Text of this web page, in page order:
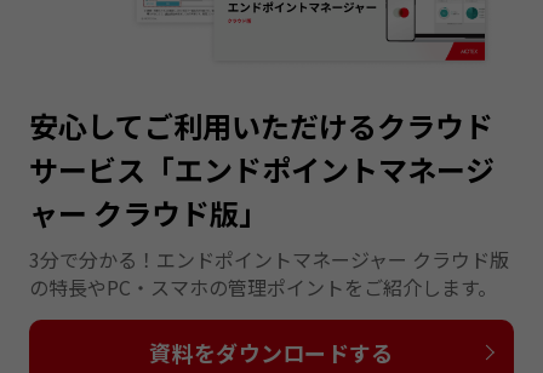
安心してご利用いただけるクラウド
サービス「エンドポイントマネージ
ャー クラウド版」
3分で分かる！エンドポイントマネージャー クラウド版
の特長やPC・スマホの管理ポイントをご紹介します。
資料をダウンロードする